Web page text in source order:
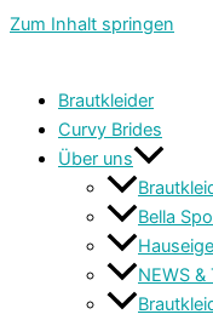
Zum Inhalt springen
Brautkleider
Curvy Brides
Über uns
Bella
NEWS &